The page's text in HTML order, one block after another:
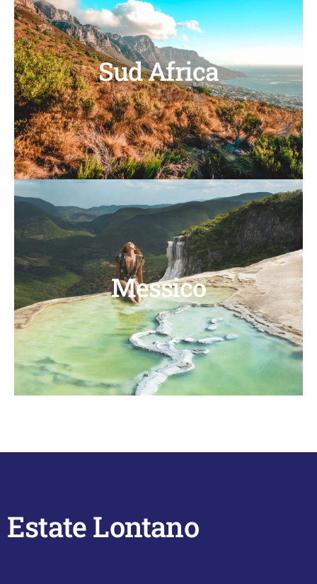
Sud Africa
Messico
Estate Lontano